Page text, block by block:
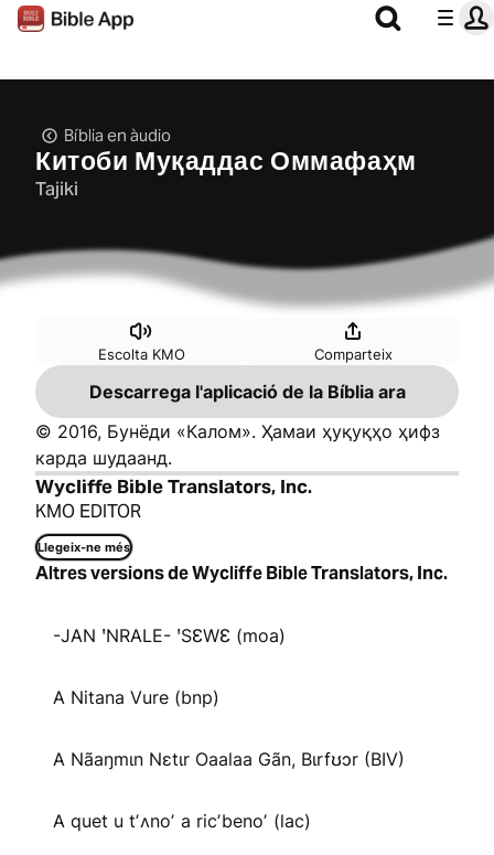
Bíblia en àudio
Китоби Муқаддас Оммафаҳм
Tajiki
Escolta KMO Comparteix
Descarrega l'aplicació de la Bíblia ara
© 2016, Бунёди «Калом». Ҳамаи ҳуқуқҳо ҳифз
карда шудаанд.
Wycliffe Bible Translators, Inc.
KMO EDITOR
Llegeix-ne més
Altres versions de Wycliffe Bible Translators, Inc.
-JAN ꞌNRALE- ꞌSƐWƐ (moa)
A Nitana Vure (bnp)
A Nãaŋmɩn Nɛtɩr Oaalaa Gãn, Bɩrfʊɔr (BIV)
A quet u tʼʌnoʼ a ricʼbenoʼ (lac)